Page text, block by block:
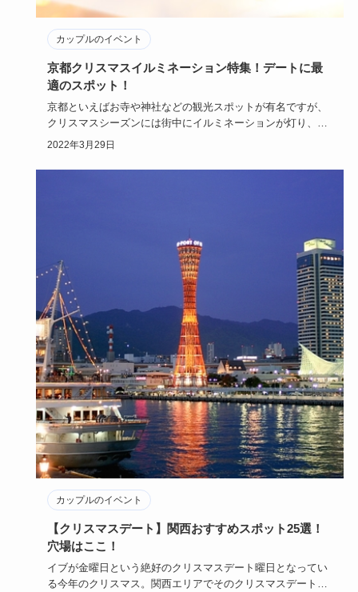
カップルのイベント
京都クリスマスイルミネーション特集！デートに最
適のスポット！
京都といえばお寺や神社などの観光スポットが有名ですが、
クリスマスシーズンには街中にイルミネーションが灯り、ク
リスマスのデー…
2022年3月29日
カップルのイベント
【クリスマスデート】関西おすすめスポット25選！
穴場はここ！
イブが金曜日という絶好のクリスマスデート曜日となってい
る今年のクリスマス。関西エリアでそのクリスマスデート